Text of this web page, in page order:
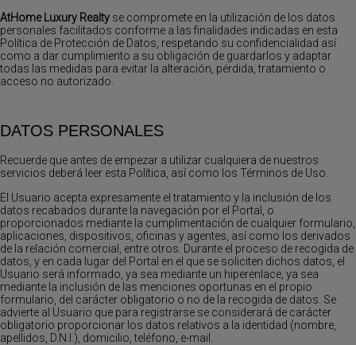
AtHome Luxury Realty se compromete en la utilización de los datos
personales facilitados conforme a las finalidades indicadas en esta
Política de Protección de Datos, respetando su confidencialidad así
como a dar cumplimiento a su obligación de guardarlos y adaptar
todas las medidas para evitar la alteración, pérdida, tratamiento o
acceso no autorizado.
DATOS PERSONALES
Recuerde que antes de empezar a utilizar cualquiera de nuestros
servicios deberá leer esta Política, así como los Términos de Uso.
El Usuario acepta expresamente el tratamiento y la inclusión de los
datos recabados durante la navegación por el Portal, o
proporcionados mediante la cumplimentación de cualquier formulario,
aplicaciones, dispositivos, oficinas y agentes, así como los derivados
de la relación comercial, entre otros. Durante el proceso de recogida de
datos, y en cada lugar del Portal en el que se soliciten dichos datos, el
Usuario será informado, ya sea mediante un hiperenlace, ya sea
mediante la inclusión de las menciones oportunas en el propio
formulario, del carácter obligatorio o no de la recogida de datos. Se
advierte al Usuario que para registrarse se considerará de carácter
obligatorio proporcionar los datos relativos a la identidad (nombre,
apellidos, D.N.I.), domicilio, teléfono, e-mail.